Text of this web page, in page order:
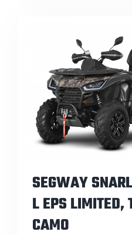
SEGWAY
L EPS LIMITED,
CAMO